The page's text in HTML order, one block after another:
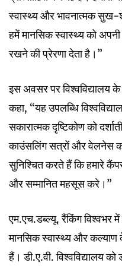
स्वास्थ्य और भावनात्मक सुख-
हमें मानसिक स्वास्थ्य को
रखने की प्रेरणा देता है।”
इस अवसर पर विश्वविद्यालय
कहा, “यह उपलब्धि
सकारात्मक दृष्टिकोण को
काउंसलिंग सत्रों और वेलनेस
सुनिश्चित करते हैं कि हमारे
और सम्मानित महसूस करे।”
एम.एच.डब्ल्यू. रैंकिंग विश्वभर
मानसिक स्वास्थ्य और कल्याण
हैं। डी.ए.वी. विश्वविद्यालय